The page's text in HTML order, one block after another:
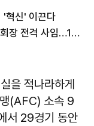
'혁신' 이끈다
"과오는 오롯이 제 책임" 정몽규 축구협회장 전격 사임…13년 5개월 만에 퇴진
을 적나라하게
(AFC) 소속 9
서 29경기 동안